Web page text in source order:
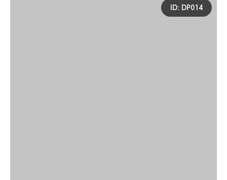
ID: DP014